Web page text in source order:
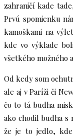
zahraničí kade
Prvú spomienku
kamoškami na
kde vo výklade
všetkého možného
Od kedy som
ale aj v Paríži či
čo to tá budha
ako chodil budha s
že je to jedlo, kde